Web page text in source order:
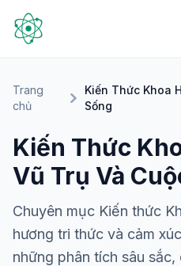
Trang
chủ
Kiến Thức Khoa
Sống
Kiến Thức
Vũ Trụ Và
Chuyên mục Kiến thức
hương tri thức và cảm
những phân tích sâu